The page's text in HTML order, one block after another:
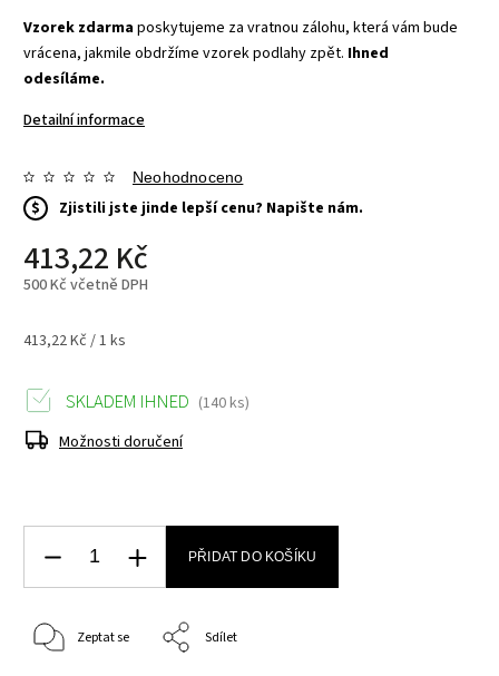
Vzorek zdarmaposkytujeme za vratnou zálohu, která vám bude
vrácena, jakmile obdržíme vzorek podlahy zpět. Ihned
odesíláme.
Detailní informace
Neohodnoceno
413,22 Kč
500 Kč včetně DPH
413,22 Kč / 1 ks
$ Zjistili jste jinde lepší cenu? Napište nám.
SKLADEM IHNED (140 ks)
Možnosti doručení
PŘIDAT DO KOŠÍKU
Zeptat se Sdílet